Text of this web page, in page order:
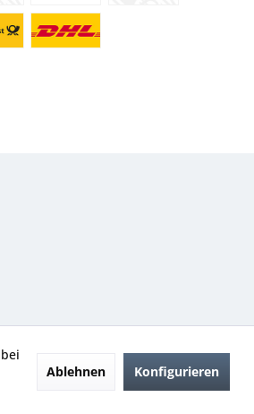
Ablehnen Konfigurieren